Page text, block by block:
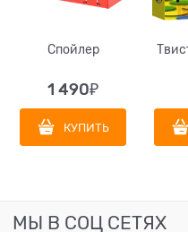
Спойлер
1 490₽
КУПИТЬ
МЫ В СОЦ СЕТЯХ